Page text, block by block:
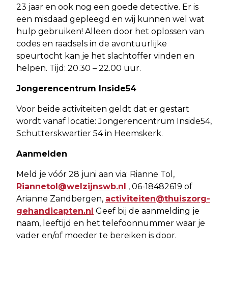
23 jaar en ook nog een goede detective. Er is
een misdaad gepleegd en wij kunnen wel wat
hulp gebruiken! Alleen door het oplossen van
codes en raadsels in de avontuurlijke
speurtocht kan je het slachtoffer vinden en
helpen. Tijd: 20.30 – 22.00 uur.
Jongerencentrum Inside54
Voor beide activiteiten geldt dat er gestart
wordt vanaf locatie: Jongerencentrum Inside54,
Schutterskwartier 54 in Heemskerk.
Aanmelden
Meld je vóór 28 juni aan via: Rianne Tol,
Riannetol@welzijnswb.nl , 06-18482619 of
Arianne Zandbergen, activiteiten@thuiszorg-
gehandicapten.nl Geef bij de aanmelding je
naam, leeftijd en het telefoonnummer waar je
vader en/of moeder te bereiken is door.